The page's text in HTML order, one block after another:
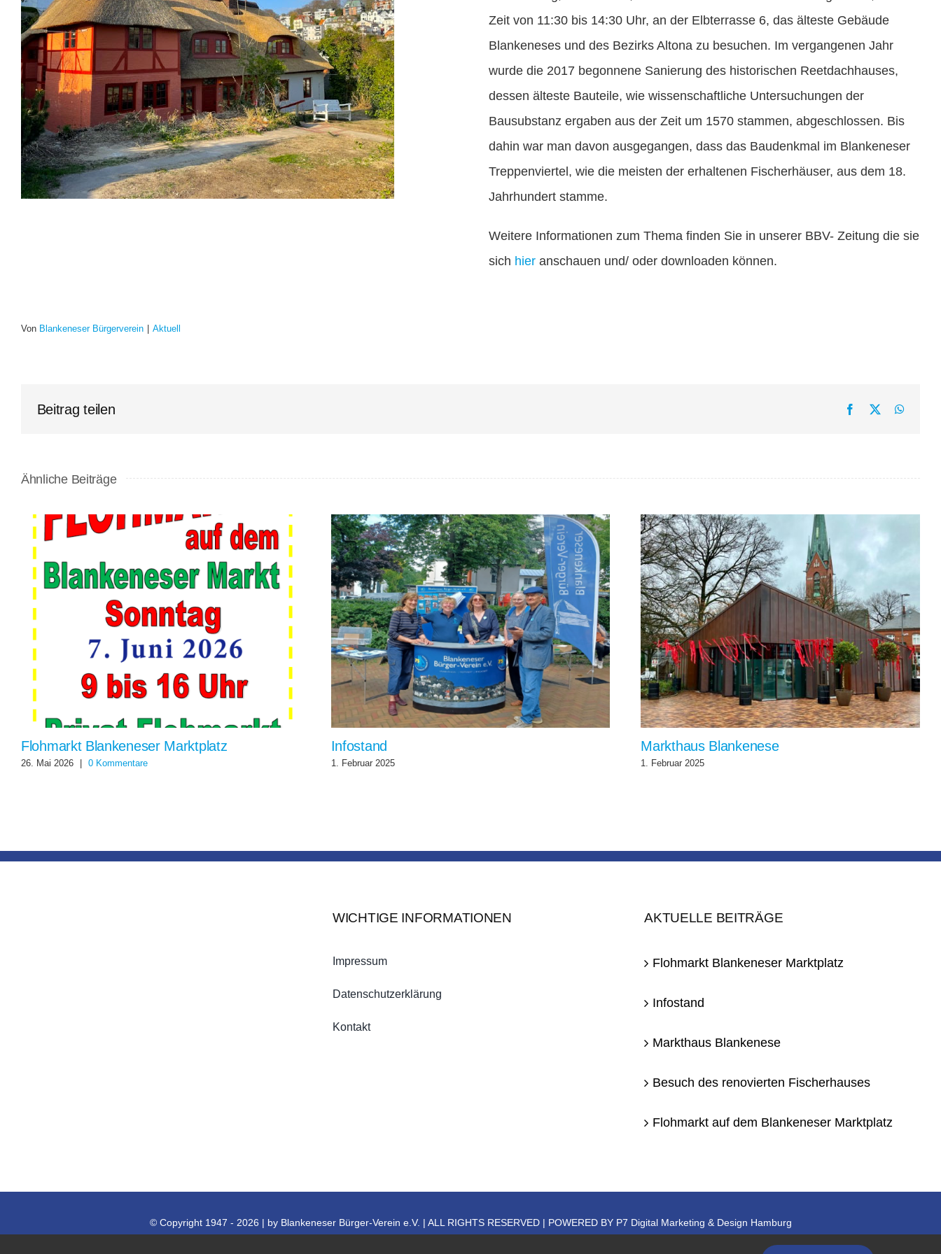
Zeit von 11:30 bis 14:30 Uhr, an der Elbterrasse 6, das älteste Gebäude
Blankeneses und des Bezirks Altona zu besuchen. Im vergangenen Jahr
wurde die 2017 begonnene Sanierung des historischen Reetdachhauses,
dessen älteste Bauteile, wie wissenschaftliche Untersuchungen der
Bausubstanz ergaben aus der Zeit um 1570 stammen, abgeschlossen. Bis
dahin war man davon ausgegangen, dass das Baudenkmal im Blankeneser
Treppenviertel, wie die meisten der erhaltenen Fischerhäuser, aus dem 18.
Jahrhundert stamme.
Weitere Informationen zum Thema finden Sie in unserer BBV- Zeitung die sie
sich hieranschauen und/ oder downloaden können.
Von Blankeneser Bürgerverein Aktuell
Beitrag teilen Facebook
X
Ähnliche Beiträge
Flohmarkt Blankeneser Marktplatz
26. Mai 2026 0 Kommentare
Infostand
1. Februar 2025
Markthaus Blankenese
1. Februar 2025
WICHTIGE INFORMATIONEN
Impressum
Datenschutzerklärung
Kontakt
AKTUELLE BEITRÄGE
Flohmarkt Blankeneser Marktplatz
Infostand
Markthaus Blankenese
Besuch des renovierten Fischerhauses
Flohmarkt auf dem Blankeneser Marktplatz
© Copyright 1947 - 2026 | by Blankeneser Bürger-Verein e.V. | ALL RIGHTS RESERVED | POWERED BY P7 Digital Marketing & Design Hamburg